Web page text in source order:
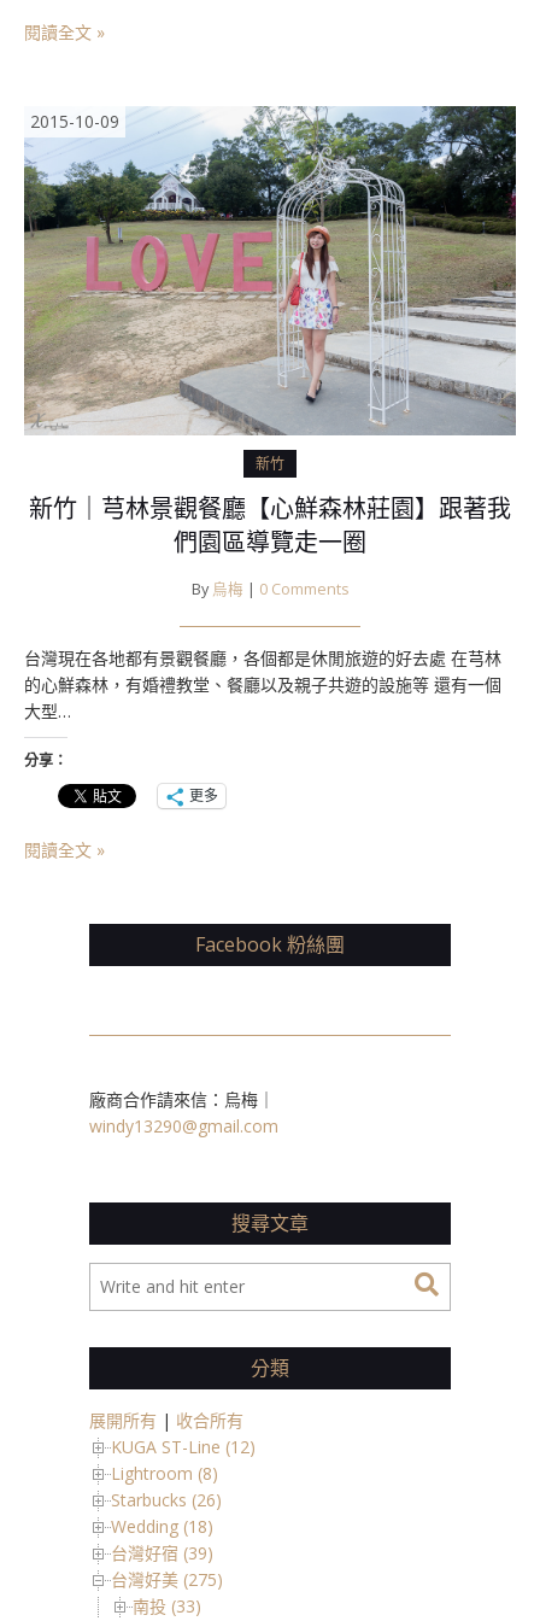
閱讀全文 »
2015-10-09
新竹
新竹｜芎林景觀餐廳【心鮮森林莊園】跟著我
們園區導覽走一圈
By 烏梅 | 0 Comments
台灣現在各地都有景觀餐廳，各個都是休閒旅遊的好去處 在芎林
的心鮮森林，有婚禮教堂、餐廳以及親子共遊的設施等 還有一個
大型…
分享：
更多
閱讀全文 »
Facebook 粉絲團
廠商合作請來信：烏梅｜
windy13290@gmail.com
搜尋文章
分類
展開所有 | 收合所有
KUGA ST-Line (12)
Lightroom (8)
Starbucks (26)
Wedding (18)
台灣好宿 (39)
台灣好美 (275)
南投 (33)